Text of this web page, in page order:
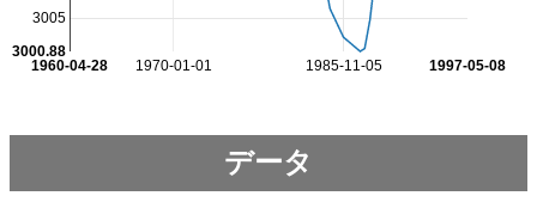
1970-01-01 1985-11-05
1960-04-28 1997-05-08
3005
3000.88
データ